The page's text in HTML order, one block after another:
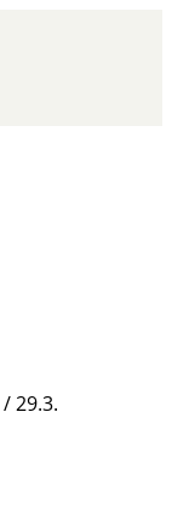
/ 29.3.